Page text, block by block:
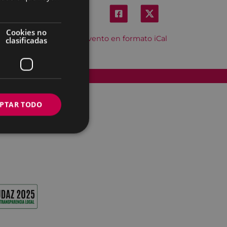
Descargar el evento en formato iCal
Cookies no
clasificadas
TODO